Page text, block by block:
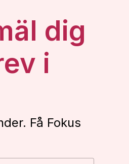
dig
i
Få Fokus